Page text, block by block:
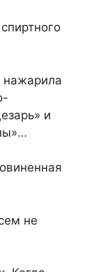
нажарила
и
не